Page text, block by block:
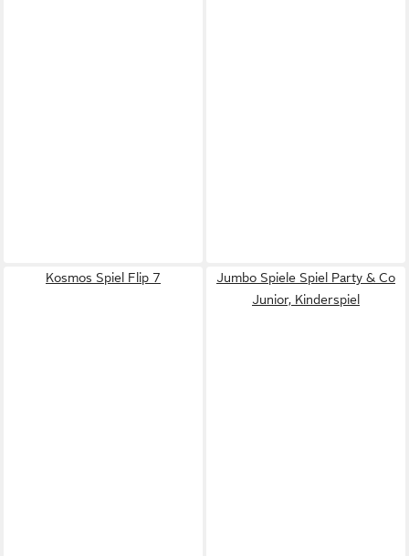
Kosmos Spiel Flip 7
Jumbo Spiele Spiel Party & Co
Junior, Kinderspiel